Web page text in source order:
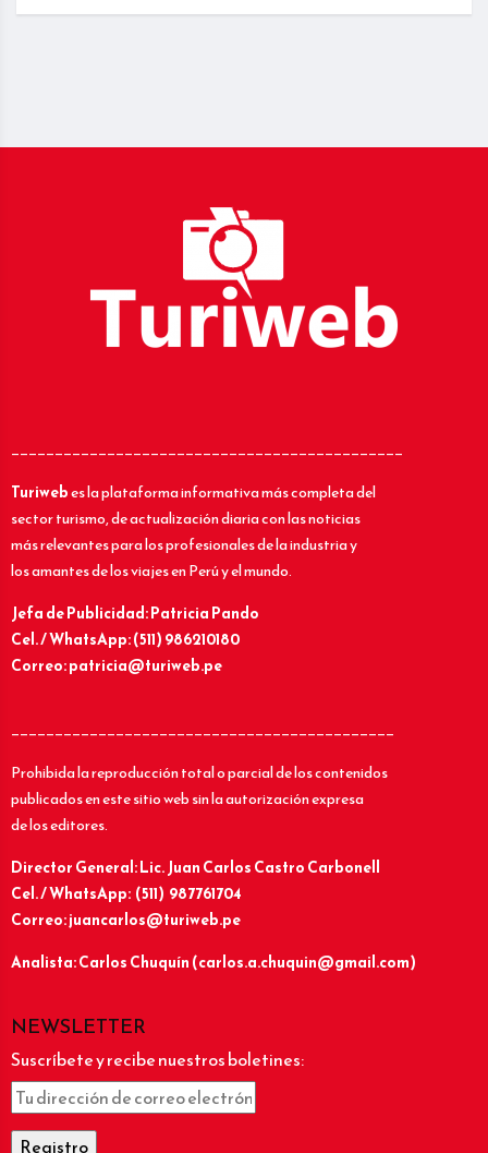
_____________________________________________
Turiwebes la plataforma informativa más completa del
sector turismo, de actualización diaria con las noticias
más relevantes para los profesionales de la industria y
los amantes de los viajes en Perú y el mundo.
Jefa de Publicidad: Patricia Pando
Cel. / WhatsApp: (511) 986210180
Correo: patricia@turiweb.pe
____________________________________________
Prohibida la reproducción total o parcial de los contenidos
publicados en este sitio web sin la autorización expresa
de los editores.
Director General: Lic.Juan Carlos Castro Carbonell
Cel. / WhatsApp: (511) 987761704
Correo: juancarlos@turiweb.pe
Analista: Carlos Chuquín (carlos.a.chuquin@gmail.com)
NEWSLETTER
Suscríbete y recibe nuestros boletines: